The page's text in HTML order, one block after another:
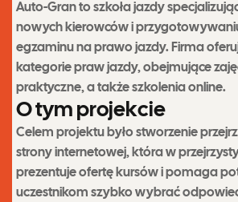
Auto-Gran to szkoła jazdy
nowych kierowców i
egzaminu na prawo jazdy. Firma
kategorie praw jazdy, obejmujące
praktyczne, a także szkolenia online.
Otymprojekcie
Celem projektu było stworzenie
strony internetowej, która w
prezentuje ofertę kursów i pomaga
uczestnikom szybko wybrać